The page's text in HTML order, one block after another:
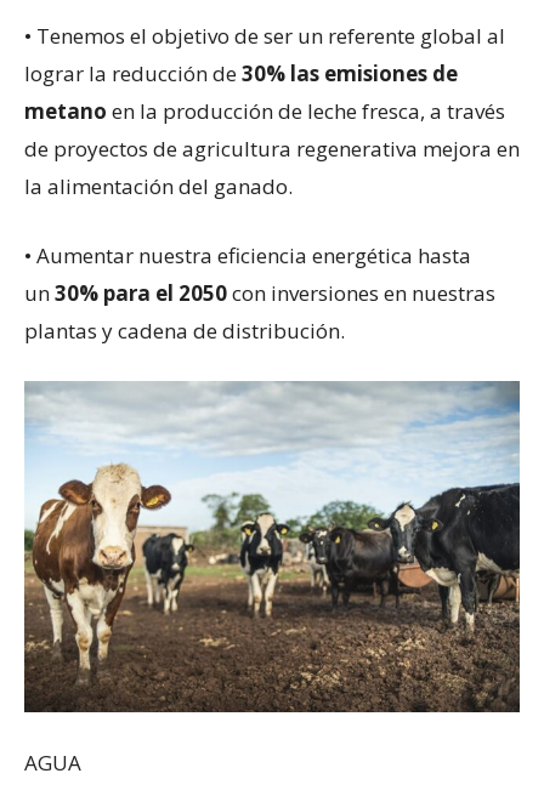
• Tenemos el objetivo de ser un referente global al
lograr la reducción de30% las emisiones de
metano en la producción de leche fresca, a través
de proyectos de agricultura regenerativa mejora en
la alimentación del ganado.
• Aumentar nuestra eficiencia energética hasta
un30% para el 2050con inversiones en nuestras
plantas y cadena de distribución.
AGUA